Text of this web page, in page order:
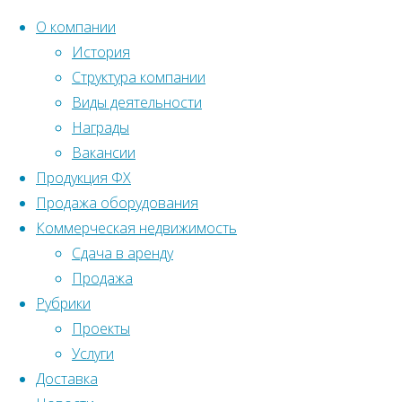
Перейти
содержанию
О компании
История
Структура компании
Виды деятельности
Награды
Вакансии
Продукция ФХ
Продажа оборудования
Коммерческая недвижимость
Сдача в аренду
Продажа
Рубрики
Проекты
Услуги
Доставка
Главная
Реализованные
объекты
Здания
социально-
культурного
назначения
Реконструкция
гостиницы
«Англетер»
Здания
социально-
культурного
назначения
Реконструкция
гостиницы
Вернуться
©2022 Ленстройтрест№5